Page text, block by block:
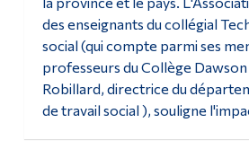
des enseignants du collégial
social (qui compte parmi ses
professeurs du Collège
Robillard, directrice du
de travail social ), souligne